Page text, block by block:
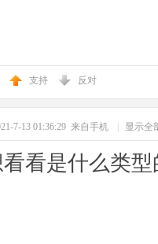
支持 反对
7-13 01:36:29 来自手机 显示全
看是什么类